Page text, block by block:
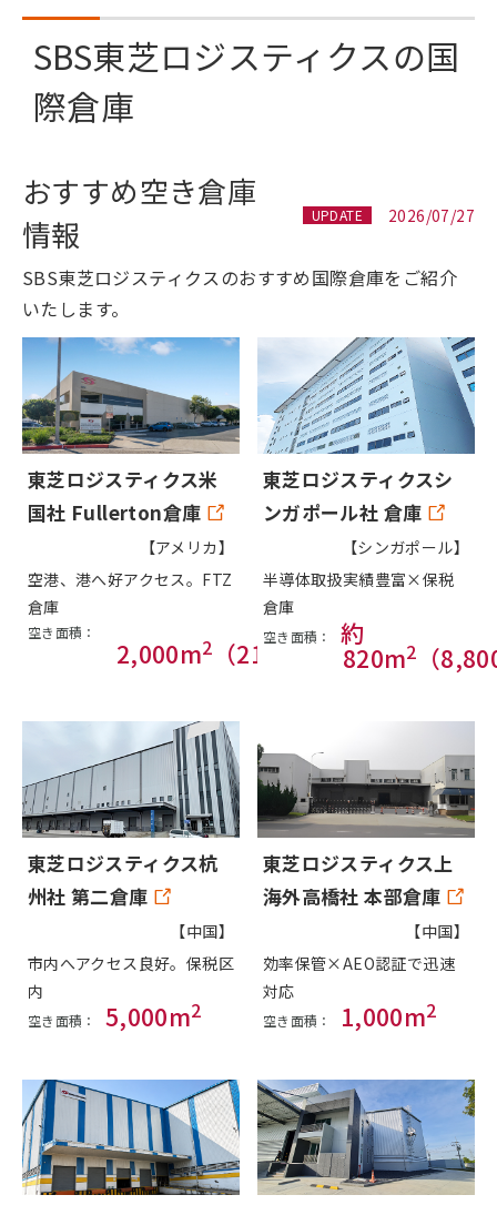
SBS東芝ロジスティクスの国
際倉庫
おすすめ空き倉庫
情報
UPDATE 2026/07/27
SBS東芝ロジスティクスのおすすめ国際倉庫をご紹介
いたします。
東芝ロジスティクス米
国社 Fullerton倉庫
【アメリカ】
空港、港へ好アクセス。FTZ
倉庫
空き面積：
2,000m2 （21,500sqft）
東芝ロジスティクスシ
ンガポール社 倉庫
【シンガポール】
半導体取扱実績豊富×保税
倉庫
空き面積： 約
820m2 （
東芝ロジスティクス杭
州社 第二倉庫
【中国】
市内へアクセス良好。保税区
内
空き面積： 5,000m2
東芝ロジスティクス上
海外高橋社 本部倉庫
【中国】
効率保管×AEO認証で迅速
対応
空き面積： 1,000m2